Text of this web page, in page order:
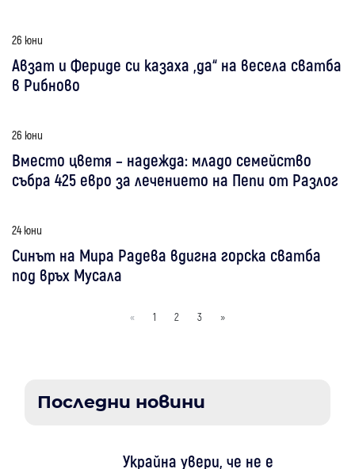
26 юни
Авзат и Фериде си казаха „да“ на весела сватба
в Рибново
26 юни
Вместо цветя – надежда: младо семейство
събра 425 евро за лечението на Пепи от Разлог
24 юни
Синът на Мира Радева вдигна горска сватба
под връх Мусала
« 1 2 3 »
Последни новини
Украйна увери, че не е